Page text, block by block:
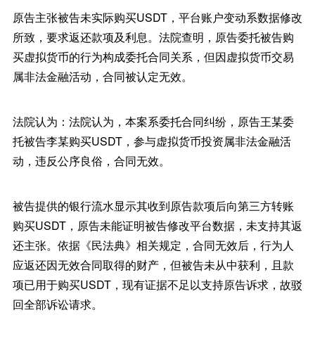
原告主张被告未实际购买USDT，平台账户变动系数据修改
所致，要求返还款项及利息。法院查明，原告委托被告购
买虚拟货币的行为构成委托合同关系，但因虚拟货币交易
属非法金融活动，合同被认定无效。
法院认为：法院认为，本案系委托合同纠纷，原告王某委
托被告李某购买USDT，参与虚拟货币投资属非法金融活
动，违反公序良俗，合同无效。
被告提供的银行流水显示其收到原告款项后向第三方转账
购买USDT，原告未能证明被告修改平台数据，未支持其返
还主张。依据《民法典》相关规定，合同无效后，行为人
应返还因无效合同取得的财产，但被告未从中获利，且款
项已用于购买USDT，现有证据不足以支持原告诉求，故驳
回全部诉讼请求。